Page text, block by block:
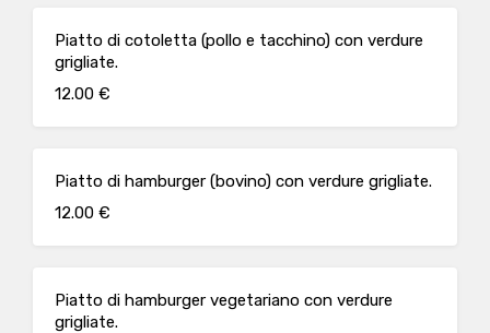
Piatto di cotoletta (pollo e tacchino) con verdure
grigliate.
12.00 €
Piatto di hamburger (bovino) con verdure grigliate.
12.00 €
Piatto di hamburger vegetariano con verdure
grigliate.